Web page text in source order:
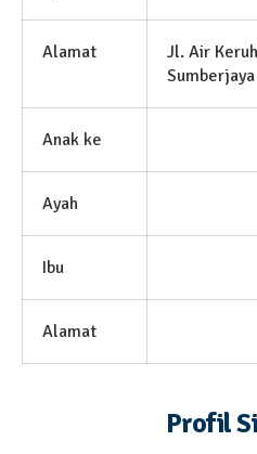
Alamat
Jl. Air
Sumberjaya
Anak ke
Ayah
Ibu
Alamat
Profil